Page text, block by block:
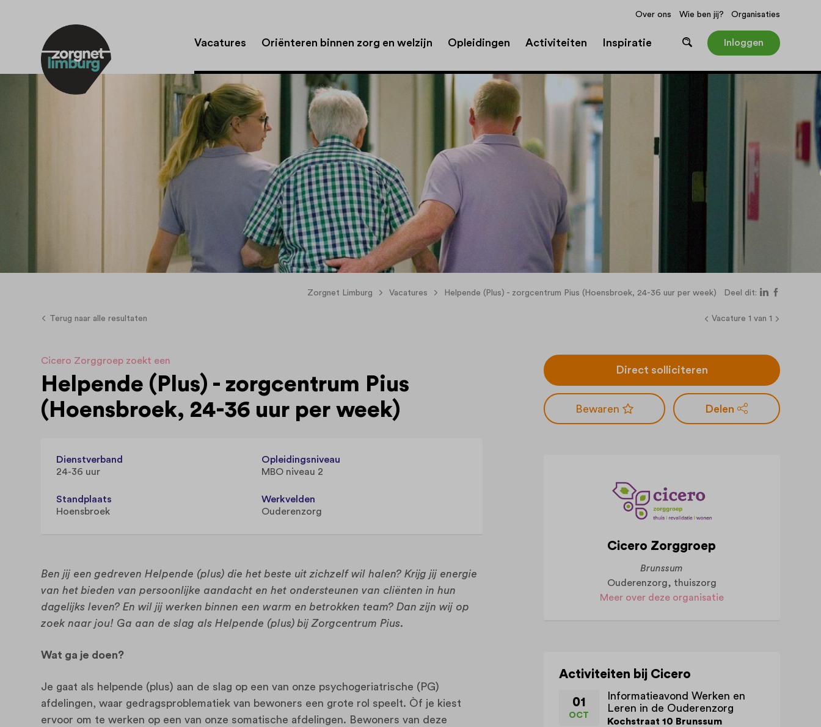
Over ons Wie ben jij? Organisaties
Vacatures Oriënteren binnen zorg en welzijn Opleidingen Activiteiten Inspiratie Inloggen
Zorgnet Limburg Vacatures Helpende (Plus) - zorgcentrum Pius (Hoensbroek, 24-36 uur per week) Deel dit:
Terug naar alle resultaten Vacature 1 van 1
Cicero Zorggroep zoekt een
Helpende (Plus) - zorgcentrum Pius
(Hoensbroek, 24-36 uur per week)
Dienstverband
24-36 uur
Opleidingsniveau
MBO niveau 2
Standplaats
Hoensbroek
Werkvelden
Ouderenzorg
Ben jij een gedreven Helpende (plus) die het beste uit zichzelf wil halen? Krijg jij energie
van het bieden van persoonlijke aandacht en het ondersteunen van cliënten in hun
dagelijks leven? En wil jij werken binnen een warm en betrokken team? Dan zijn wij op
zoek naar jou! Ga aan de slag als Helpende (plus) bij Zorgcentrum Pius.
Wat ga je doen?
Je gaat als helpende (plus) aan de slag op een van onze psychogeriatrische (PG)
afdelingen, waar gedragsproblematiek van bewoners een grote rol speelt. Òf je kiest
ervoor om te werken op een van onze somatische afdelingen. Bewoners van deze
Direct solliciteren
Delen
Cicero Zorggroep
Brunssum
Ouderenzorg, thuiszorg
Meer over deze organisatie
Activiteiten bij Cicero
01
OCT
Informatieavond Werken en
Leren in de Ouderenzorg
Kochstraat 10 Brunssum